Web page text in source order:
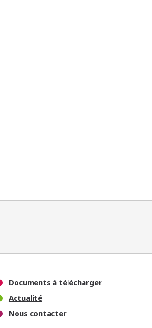
Documents à télécharger
Actualité
Nous contacter